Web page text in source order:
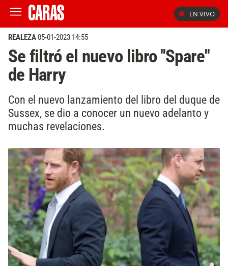
EN VIVO
REALEZA05-01-2023 14:55
Se filtró el nuevo libro ''Spare''
de Harry
Con el nuevo lanzamiento del libro del duque de
Sussex, se dio a conocer un nuevo adelanto y
muchas revelaciones.